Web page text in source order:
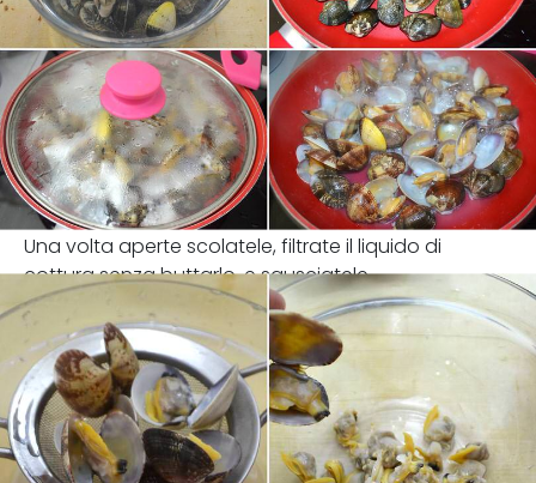
Una volta aperte scolatele, filtrate il liquido di
cottura senza buttarlo, e sgusciatele.